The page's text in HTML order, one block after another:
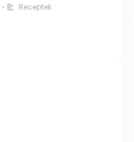
• Receptek